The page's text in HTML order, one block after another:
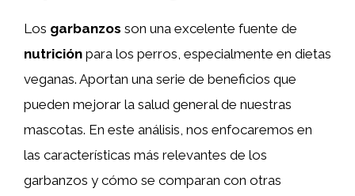
Los garbanzos son una excelente fuente de
nutrición para los perros, especialmente en dietas
veganas. Aportan una serie de beneficios que
pueden mejorar la salud general de nuestras
mascotas. En este análisis, nos enfocaremos en
las características más relevantes de los
garbanzos y cómo se comparan con otras